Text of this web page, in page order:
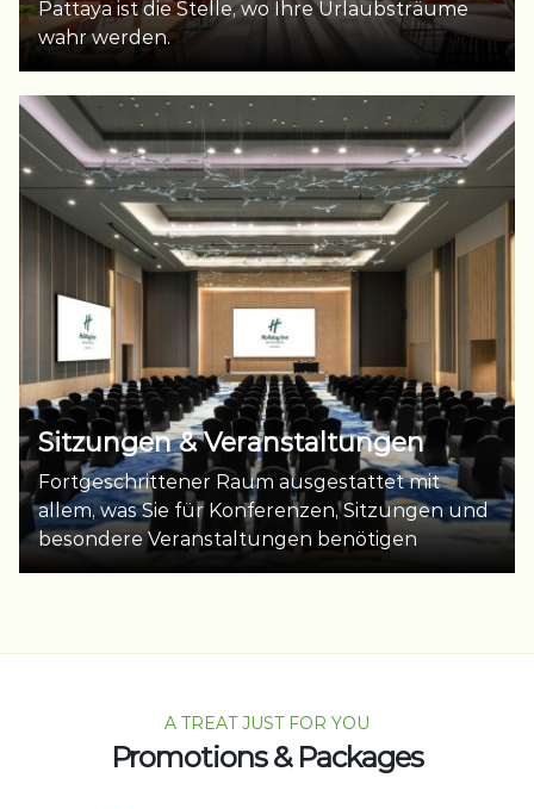
Pattaya ist die Stelle, wo Ihre Urlaubsträume
wahr werden.
Sitzungen & Veranstaltungen
Fortgeschrittener Raum ausgestattet mit
allem, was Sie für Konferenzen, Sitzungen und
besondere Veranstaltungen benötigen
A TREAT JUST FOR YOU
Promotions & Packages